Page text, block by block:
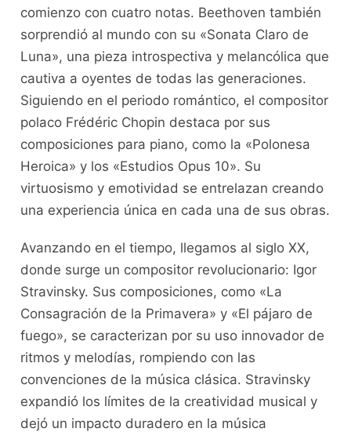
comienzo con‌ cuatro notas. Beethoven también
sorprendió ⁣al mundo ⁣con su «Sonata⁤ Claro de
Luna», ⁤una pieza introspectiva y ⁤melancólica que
cautiva a oyentes de todas las generaciones.
Siguiendo en el periodo romántico, el compositor
polaco Frédéric⁤ Chopin destaca por sus
composiciones‍ para piano, ⁢como la «Polonesa
Heroica» y los «Estudios Opus 10». Su
virtuosismo y emotividad se entrelazan creando
una experiencia única en cada una de⁣ sus ​obras.
Avanzando en el tiempo, llegamos al siglo XX,
donde surge un compositor revolucionario: Igor
Stravinsky. Sus ‍composiciones, como «La
Consagración de la Primavera» ​y «El ‍pájaro⁢ de
fuego», se ⁢caracterizan ‍por⁢ su uso‌ innovador de
ritmos ‍y melodías, rompiendo ⁣con las
convenciones de la música clásica. Stravinsky
expandió los límites de la creatividad⁣ musical y⁣
dejó un impacto ‌duradero en‍ la música